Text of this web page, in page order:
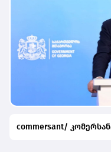
commersant/